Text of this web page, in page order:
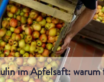
erfahren
im Apfelsaft: warum